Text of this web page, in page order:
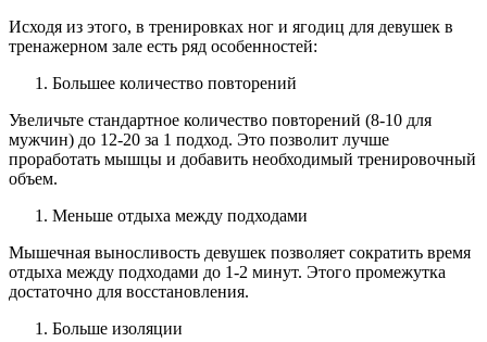
Исходя из этого, в тренировках ног и ягодиц для девушек в
тренажерном зале есть ряд особенностей:
Большее количество повторений
Увеличьте стандартное количество повторений (8-10 для
мужчин) до 12-20 за 1 подход. Это позволит лучше
проработать мышцы и добавить необходимый тренировочный
объем.
Меньше отдыха между подходами
Мышечная выносливость девушек позволяет сократить время
отдыха между подходами до 1-2 минут. Этого промежутка
достаточно для восстановления.
Больше изоляции